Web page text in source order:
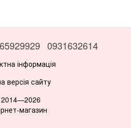
0931632614
інформація
версія сайту
магазин